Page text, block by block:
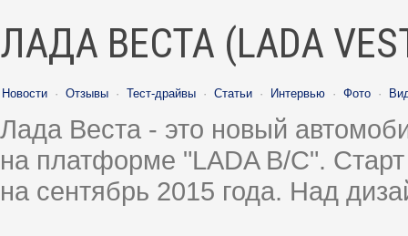
ЛАДА ВЕСТА (LADA
Новости · Отзывы · Тест-драйвы · Статьи · Интервью · Фото ·
Лада Веста - это новый
на платформе "LADA B/C".
на сентябрь 2015 года. Над